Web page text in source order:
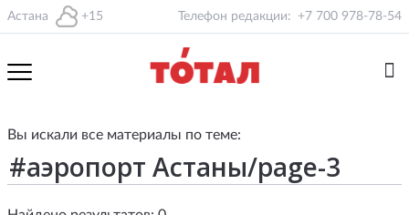
Астана +15 Телефон редакции: +7 700 978-78-54
Вы искали все материалы по теме: